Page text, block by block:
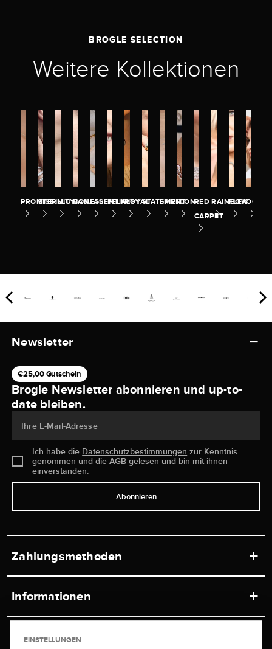
BROGLE SELECTION
Weitere Kollektionen
PROMISEETERNITY
ILLUSION
CASUALESSENTIALS
FELICITY
ROYALSTATEMENT
SPIRITICONRED
CARPET
RAINBOW
FLEX
Newsletter
€25,00 Gutschein
Brogle Newsletter abonnieren und up-to-
date bleiben.
Ihre E-Mail-Adresse
Ich habe die Datenschutzbestimmungen zur Kenntnis
genommen und dieAGB gelesen und bin mit ihnen
einverstanden.
Abonnieren
Zahlungsmethoden
Informationen
Service
EINSTELLUNGEN